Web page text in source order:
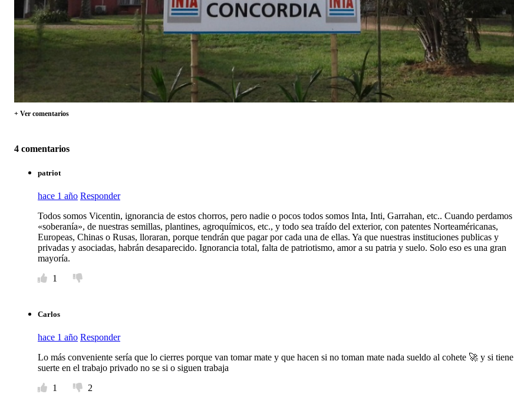
+ Ver comentarios
4 comentarios
patriot
hace 1 año Responder
Todos somos Vicentin, ignorancia de estos chorros, pero nadie o pocos todos somos Inta, Inti, Garrahan, etc.. Cuando perdamos
«soberanía», de nuestras semillas, plantines, agroquímicos, etc., y todo sea traído del exterior, con patentes Norteaméricanas,
Europeas, Chinas o Rusas, lloraran, porque tendrán que pagar por cada una de ellas. Ya que nuestras instituciones publicas y
privadas y asociadas, habrán desaparecido. Ignorancia total, falta de patriotismo, amor a su patria y suelo. Solo eso es una gran
mayoría.
1
Carlos
hace 1 año Responder
Lo más conveniente sería que lo cierres porque van tomar mate y que hacen si no toman mate nada sueldo al cohete 🚀 y si tiene
suerte en el trabajo privado no se si o siguen trabaja
1
2